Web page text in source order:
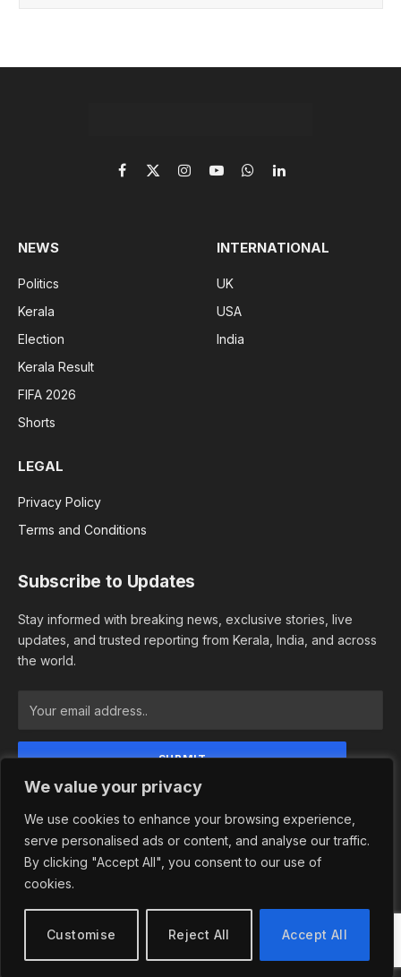
We value your privacy
We use cookies to enhance your browsing experience,
serve personalised ads or content, and analyse our traffic.
By clicking "Accept All", you consent to our use of
cookies.
Customise Reject All Accept All
Facebook
X
InstagramYouTubeWhatsAppLinkedIn
NEWS
Politics
Kerala
Election
Kerala Result
FIFA 2026
Shorts
INTERNATIONAL
UK
USA
India
LEGAL
Privacy Policy
Terms and Conditions
Subscribe to Updates
Stay informed with breaking news, exclusive stories, live
updates, and trusted reporting from Kerala, India, and across
the world.
By signing up, you agree to the our terms and our
Privacy Policy agreement.